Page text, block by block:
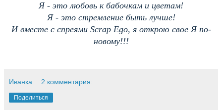
Я - это любовь к бабочкам и цветам!
Я - это стремление быть лучше!
И вместе с спреями Scrap Ego, я открою свое Я по-
новому!!!
Иванка 2 комментария:
Поделиться